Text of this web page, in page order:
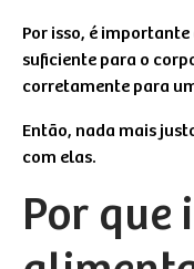
Por isso, é
suficiente para o
corretamente para
Então, nada mais
com elas.
Por que